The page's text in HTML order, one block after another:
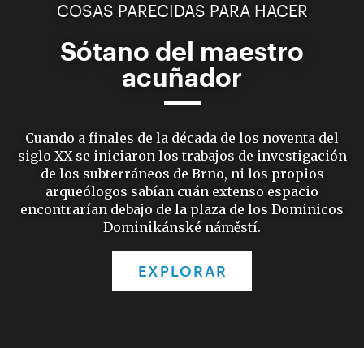
COSAS PARECIDAS PARA HACER
Sótano del maestro
acuñador
Cuando a finales de la década de los noventa del
siglo XX se iniciaron los trabajos de investigación
de los subterráneos de Brno, ni los propios
arqueólogos sabían cuán extenso espacio
encontrarían debajo de la plaza de los Dominicos
Dominikánské náměstí.
EXPLORAR